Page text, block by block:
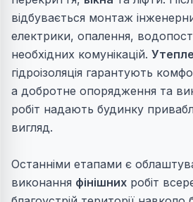
відбувається монтаж
електрики, опалення,
необхідних комунікацій.
гідроізоляція гарантують
а добротне опорядження та
робіт надають будинку
вигляд.
Останніми етапами є
виконання фінішних робіт